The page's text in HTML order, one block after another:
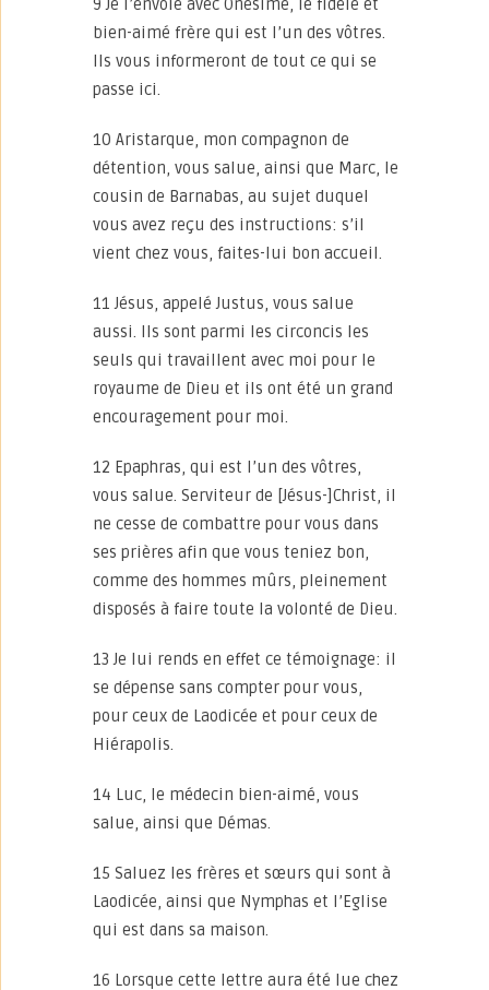
9 Je l’envoie avec Onésime, le fidèle et
bien-aimé frère qui est l’un des vôtres.
Ils vous informeront de tout ce qui se
passe ici.
10 Aristarque, mon compagnon de
détention, vous salue, ainsi que Marc, le
cousin de Barnabas, au sujet duquel
vous avez reçu des instructions: s’il
vient chez vous, faites-lui bon accueil.
11 Jésus, appelé Justus, vous salue
aussi. Ils sont parmi les circoncis les
seuls qui travaillent avec moi pour le
royaume de Dieu et ils ont été un grand
encouragement pour moi.
12 Epaphras, qui est l’un des vôtres,
vous salue. Serviteur de [Jésus-]Christ, il
ne cesse de combattre pour vous dans
ses prières afin que vous teniez bon,
comme des hommes mûrs, pleinement
disposés à faire toute la volonté de Dieu.
13 Je lui rends en effet ce témoignage: il
se dépense sans compter pour vous,
pour ceux de Laodicée et pour ceux de
Hiérapolis.
14 Luc, le médecin bien-aimé, vous
salue, ainsi que Démas.
15 Saluez les frères et sœurs qui sont à
Laodicée, ainsi que Nymphas et l’Eglise
qui est dans sa maison.
16 Lorsque cette lettre aura été lue chez